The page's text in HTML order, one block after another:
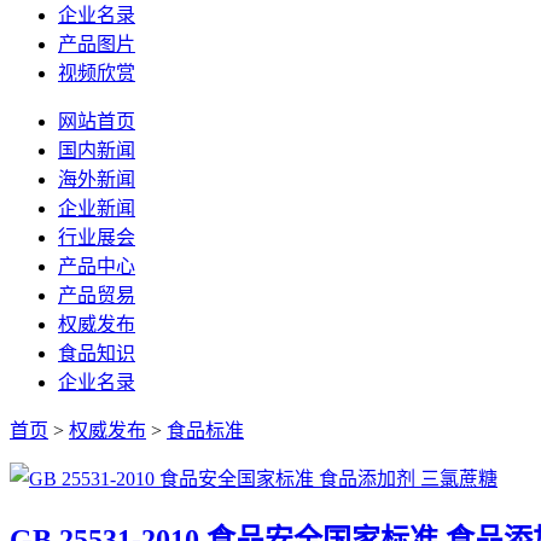
企业名录
产品图片
视频欣赏
网站首页
国内新闻
海外新闻
企业新闻
行业展会
产品中心
产品贸易
权威发布
食品知识
企业名录
首页 > 权威发布 > 食品标准